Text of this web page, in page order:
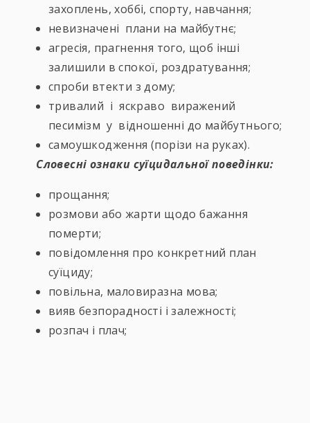
захоплень, хоббі, спорту, навчання;
невизначені плани на майбутнє;
агресія, прагнення того, щоб інші
залишили в спокої, роздратування;
спроби втекти з дому;
тривалий і яскраво виражений
песимізм у відношенні до майбутнього;
самоушкодження (порізи на руках).
Словесні ознаки суїцидальної поведінки:
прощання;
розмови або жарти щодо бажання
померти;
повідомлення про конкретний план
суїциду;
повільна, маловиразна мова;
вияв безпорадності і залежності;
розпач і плач;